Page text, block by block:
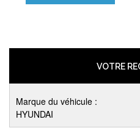
VOTRE
Marque du véhicule :
HYUNDAI